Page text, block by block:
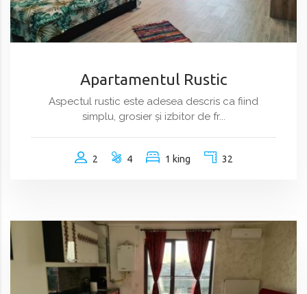
Apartamentul Rustic
Aspectul rustic este adesea descris ca fiind
simplu, grosier și izbitor de fr...
2 4 1 king 32